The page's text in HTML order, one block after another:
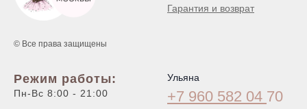
© Все права защищены
Гарантия и возврат
Режим работы:
Пн-Вс 8:00 - 21:00
Ульяна
+7 960 582 04 70